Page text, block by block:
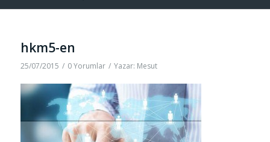
hkm5-en
25/07/2015 / 0 Yorumlar / Yazar: Mesut